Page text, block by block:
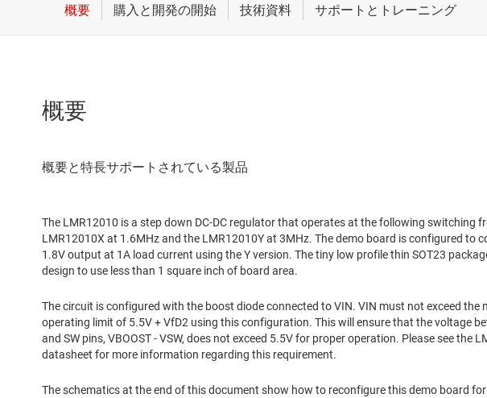
概要
The LMR12010 is a step down DC-DC regulator that operates at the following switching
LMR12010X at 1.6MHz and the LMR12010Y at 3MHz. The demo board is configured to
1.8V output at 1A load current using the Y version. The tiny low profile thin SOT23
design to use less than 1 square inch of board area.
The circuit is configured with the boost diode connected to VIN. VIN must not exceed the
operating limit of 5.5V + VfD2 using this configuration. This will ensure that the voltage
and SW pins, VBOOST - VSW, does not exceed 5.5V for proper operation. Please see the
datasheet for more information regarding this requirement.
The schematics at the end of this document show how to reconfigure this demo board